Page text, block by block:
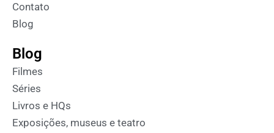
Contato
Blog
Blog
Filmes
Séries
Livros e HQs
Exposições, museus e teatro